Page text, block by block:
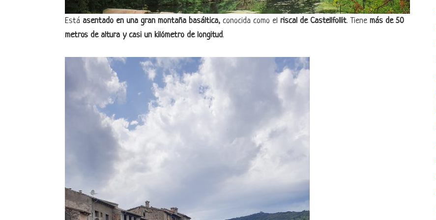
Está asentado en una gran montaña basáltica, conocida como el riscal de Castellfollit. Tiene más de 50
metros de altura y casi un kilómetro de longitud.